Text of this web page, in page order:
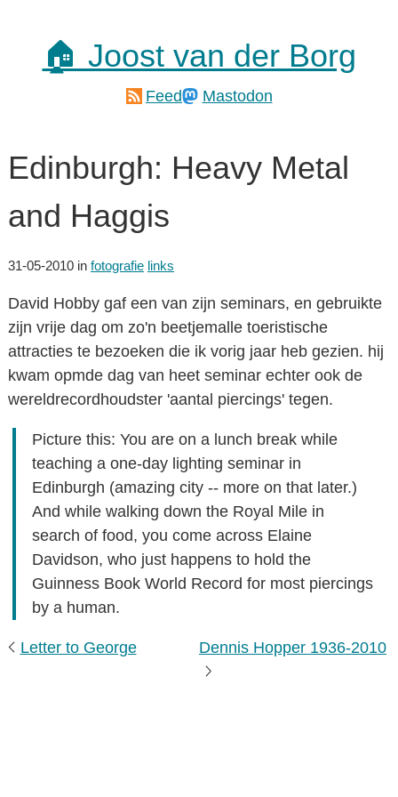
🏠 Joost van der Borg
Feed Mastodon
Edinburgh: Heavy Metal
and Haggis
31-05-2010 in fotografie links
David Hobby gaf een van zijn seminars, en gebruikte
zijn vrije dag om zo'n beetjemalle toeristische
attracties te bezoeken die ik vorig jaar heb gezien. hij
kwam opmde dag van heet seminar echter ook de
wereldrecordhoudster 'aantal piercings' tegen.
Picture this: You are on a lunch break while
teaching a one-day lighting seminar in
Edinburgh (amazing city -- more on that later.)
And while walking down the Royal Mile in
search of food, you come across Elaine
Davidson, who just happens to hold the
Guinness Book World Record for most piercings
by a human.
Letter to George Dennis Hopper 1936-2010